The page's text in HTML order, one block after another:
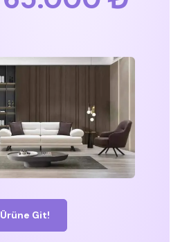
Ürüne Git!